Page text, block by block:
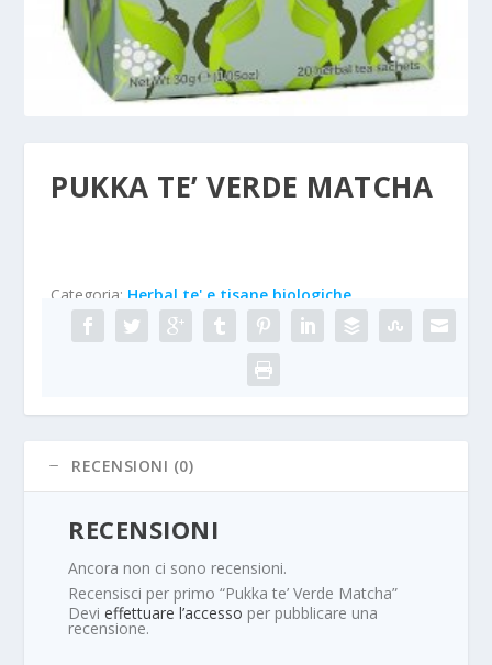
PUKKA TE’ VERDE MATCHA
Categoria: Herbal te' e tisane biologiche
RECENSIONI (0)
RECENSIONI
Ancora non ci sono recensioni.
Recensisci per primo “Pukka te’ Verde Matcha”
Devieffettuare l’accesso per pubblicare una
recensione.